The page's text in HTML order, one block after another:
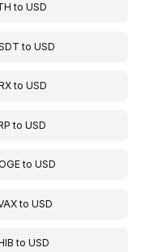
toUSD
toUSD
toUSD
toUSD
toUSD
toUSD
toUSD